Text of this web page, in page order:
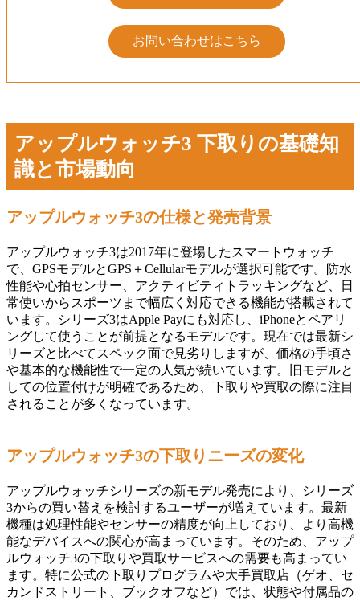
お問い合わせはこちら
アップルウォッチ3 下取りの基礎知
識と市場動向
アップルウォッチ3の仕様と発売背景
アップルウォッチ3は2017年に登場したスマートウォッチ
で、GPSモデルとGPS＋Cellularモデルが選択可能です。防水
性能や心拍センサー、アクティビティトラッキングなど、日
常使いからスポーツまで幅広く対応できる機能が搭載されて
います。シリーズ3はApple Payにも対応し、iPhoneとペアリ
ングして使うことが前提となるモデルです。現在では最新シ
リーズと比べてスペック面で見劣りしますが、価格の手頃さ
や基本的な機能性で一定の人気が続いています。旧モデルと
しての位置付けが明確であるため、下取りや買取の際に注目
されることが多くなっています。
アップルウォッチ3の下取りニーズの変化
アップルウォッチシリーズの新モデル発売により、シリーズ
3からの買い替えを検討するユーザーが増えています。最新
機種は処理性能やセンサーの精度が向上しており、より高機
能なデバイスへの関心が高まっています。そのため、アップ
ルウォッチ3の下取りや買取サービスへの需要も高まってい
ます。特に公式の下取りプログラムや大手買取店（ゲオ、セ
カンドストリート、ブックオフなど）では、状態や付属品の